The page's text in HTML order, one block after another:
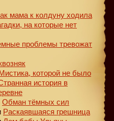
мама к колдуну ходила
на которые нет
проблемы тревожат
которой не было
история в
Обман тёмных сил
Раскаявшаяся грешница